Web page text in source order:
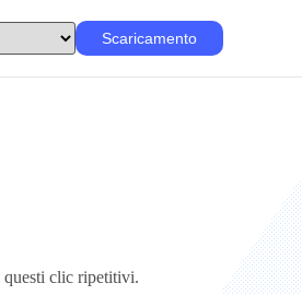
Scaricamento
questi clic ripetitivi.